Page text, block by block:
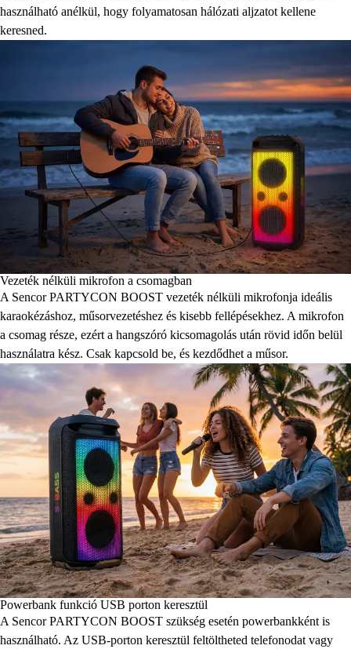
használható anélkül, hogy folyamatosan hálózati aljzatot kellene
keresned.
Vezeték nélküli mikrofon a csomagban
A Sencor PARTYCON BOOST vezeték nélküli mikrofonja ideális
karaokézáshoz, műsorvezetéshez és kisebb fellépésekhez. A mikrofon
a csomag része, ezért a hangszóró kicsomagolás után rövid időn belül
használatra kész. Csak kapcsold be, és kezdődhet a műsor.
Powerbank funkció USB porton keresztül
A Sencor PARTYCON BOOST szükség esetén powerbankként is
használható. Az USB-porton keresztül feltöltheted telefonodat vagy